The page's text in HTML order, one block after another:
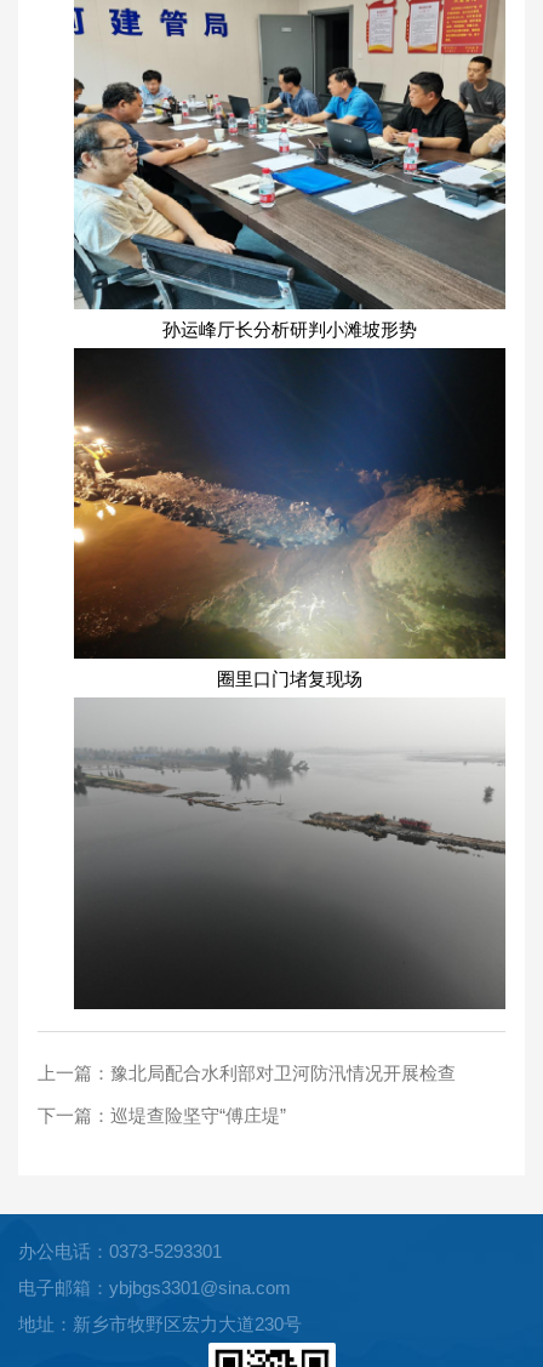
孙运峰厅长分析研判小滩坡形势
圈里口门堵复现场
上一篇： 豫北局配合水利部对卫河防汛情况开展检查
下一篇： 巡堤查险坚守“傅庄堤”
办公电话：0373-5293301
电子邮箱：ybjbgs3301@sina.com
地址：新乡市牧野区宏力大道230号